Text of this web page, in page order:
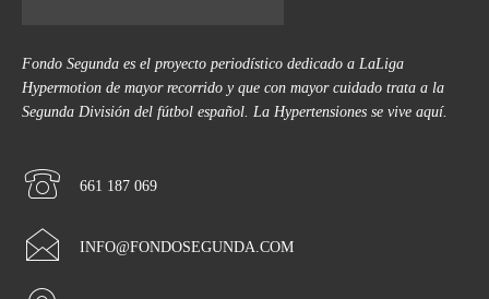
Fondo Segunda es el proyecto periodístico dedicado a LaLiga
Hypermotion de mayor recorrido y que con mayor cuidado trata a la
Segunda División del fútbol español. La Hypertensiones se vive aquí.
661 187 069
INFO@FONDOSEGUNDA.COM